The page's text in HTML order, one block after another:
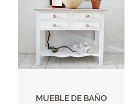
MUEBLE DE BAÑO